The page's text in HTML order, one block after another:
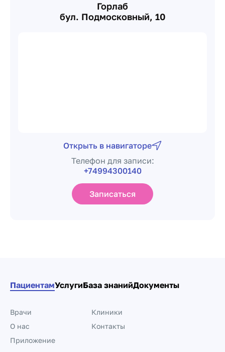
Горлаб
бул. Подмосковный, 10
Открыть в навигаторе
Телефон для записи:
+74994300140
Записаться
ПациентамУслугиБаза знанийДокументы
Врачи
Клиники
О нас
Контакты
Приложение